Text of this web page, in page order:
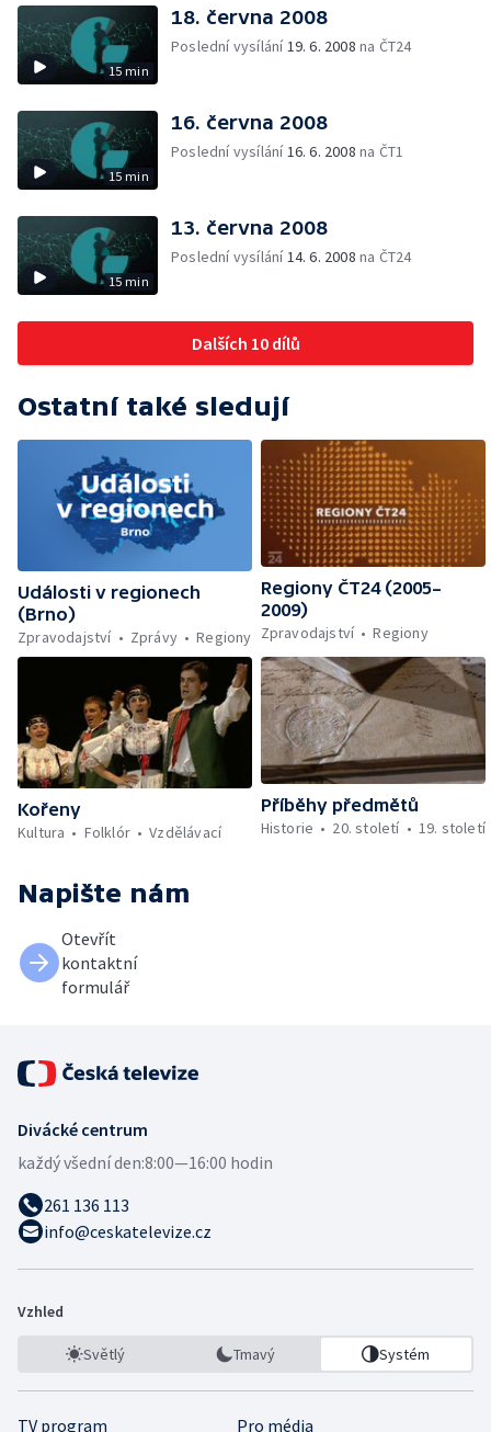
15 min
18. června 2008
Poslední vysílání19. 6. 2008 na ČT24
15 min
16. června 2008
Poslední vysílání16. 6. 2008 na ČT1
15 min
13. června 2008
Poslední vysílání14. 6. 2008 na ČT24
Dalších 10 dílů
Ostatní také sledují
Události v regionech
(Brno)
Zpravodajství
Zprávy Regiony
Regiony ČT24 (2005–
2009)
Zpravodajství
Regiony
Kořeny
Kultura
Folklór Vzdělávací
Příběhy předmětů
Historie
20. století 19. století
Napište nám
Otevřít
kontaktní
formulář
Divácké centrum
každý všední den:8:00—16:00 hodin
261 136 113
info@ceskatelevize.cz
Vzhled
Světlý Tmavý Systém
TV program Pro média